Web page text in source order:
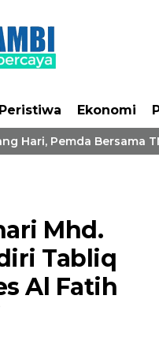
Peristiwa Ekonomi
Hari, Pemda Bersama
Mhd.
Tabliq
Al Fatih